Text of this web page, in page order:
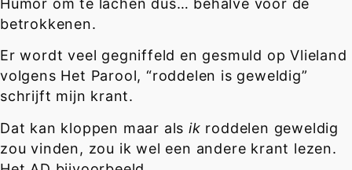
Humor om te lachen dus… behalve voor de
betrokkenen.
Er wordt veel gegniffeld en gesmuld op Vlieland
volgens Het Parool, “roddelen is geweldig”
schrijft mijn krant.
Dat kan kloppen maar als ik roddelen geweldig
zou vinden, zou ik wel een andere krant lezen.